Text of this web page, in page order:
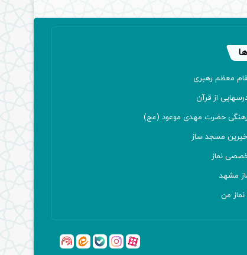
معظم رهبری
از قرآن
حضرت مهدی موعود (عج)
مسجد ساز
نماز
مشهد
نماز من
آپارات اینستاگرام
بله ایتا